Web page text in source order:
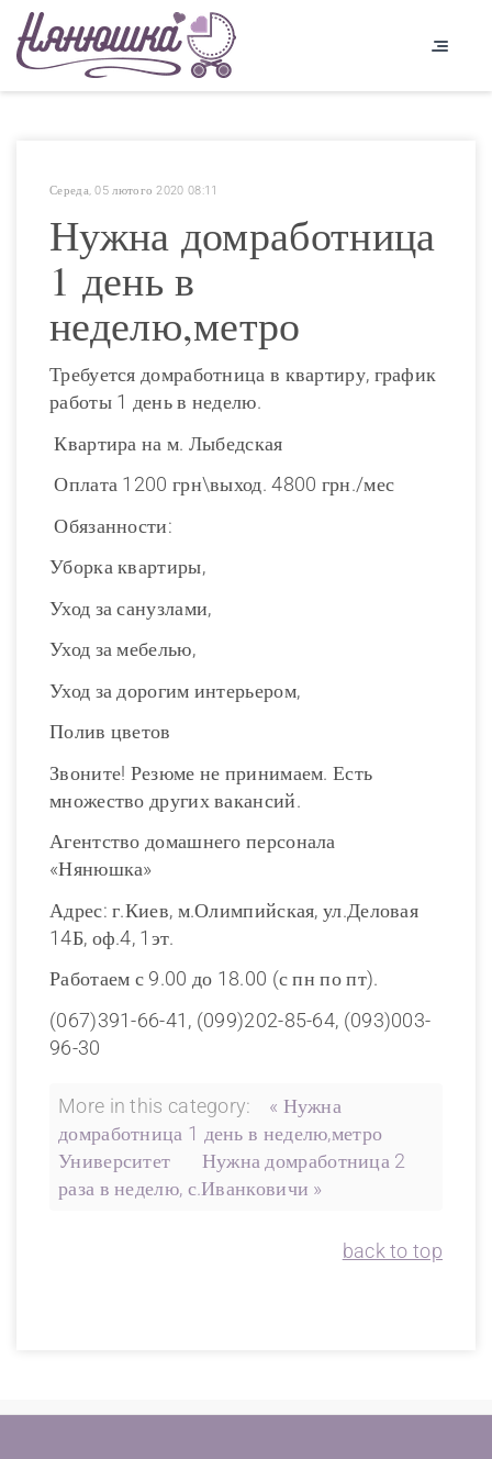
Середа, 05 лютого 2020 08:11
Нужна домработница
1 день в
неделю,метро
Требуется домработница в квартиру, график
работы 1 день в неделю.
Квартира на м. Лыбедская
Оплата 1200 грн\выход. 4800 грн./мес
Обязанности:
Уборка квартиры,
Уход за санузлами,
Уход за мебелью,
Уход за дорогим интерьером,
Полив цветов
Звоните! Резюме не принимаем. Есть
множество других вакансий.
Агентство домашнего персонала
«Нянюшка»
Адрес: г.Киев, м.Олимпийская, ул.Деловая
14Б, оф.4, 1эт.
Работаем с 9.00 до 18.00 (с пн по пт).
(067)391-66-41, (099)202-85-64, (093)003-
96-30
More in this category:
« Нужна
домработница 1 день в неделю,метро
Университет
Нужна домработница 2
раза в неделю, с.Иванковичи »
back to top